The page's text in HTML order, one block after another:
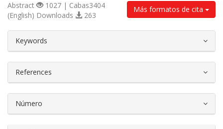
Más formatos de cita
Abstract
1027 | Cabas3404
(English) Downloads
263
Keywords
References
Número